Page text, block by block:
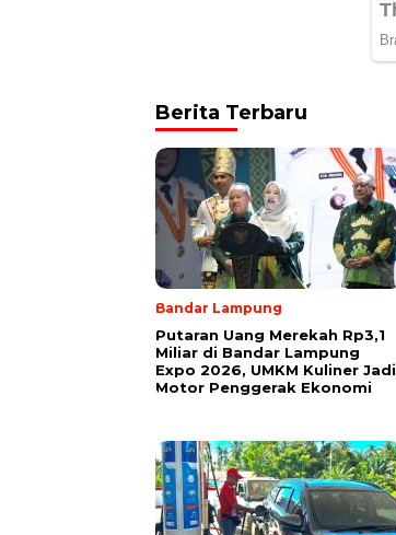
Berita Terbaru
Bandar Lampung
Putaran Uang Merekah Rp3,1
Miliar di Bandar Lampung
Expo 2026, UMKM Kuliner Jadi
Motor Penggerak Ekonomi